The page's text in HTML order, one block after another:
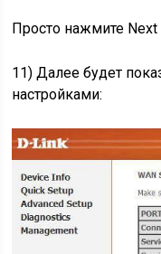
Просто нажмите Next
11) Далее будет
настройками: